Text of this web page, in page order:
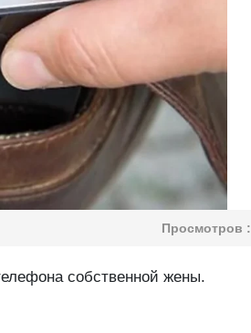
Просмотров :
собственной жены.